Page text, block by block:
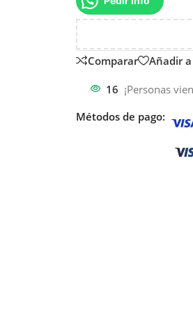
Comparar Añadir
16 ¡Personas
Métodos de pago: